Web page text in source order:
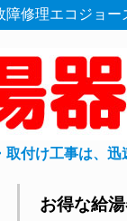
障修理エコジョ
付け工事は、
お得な給